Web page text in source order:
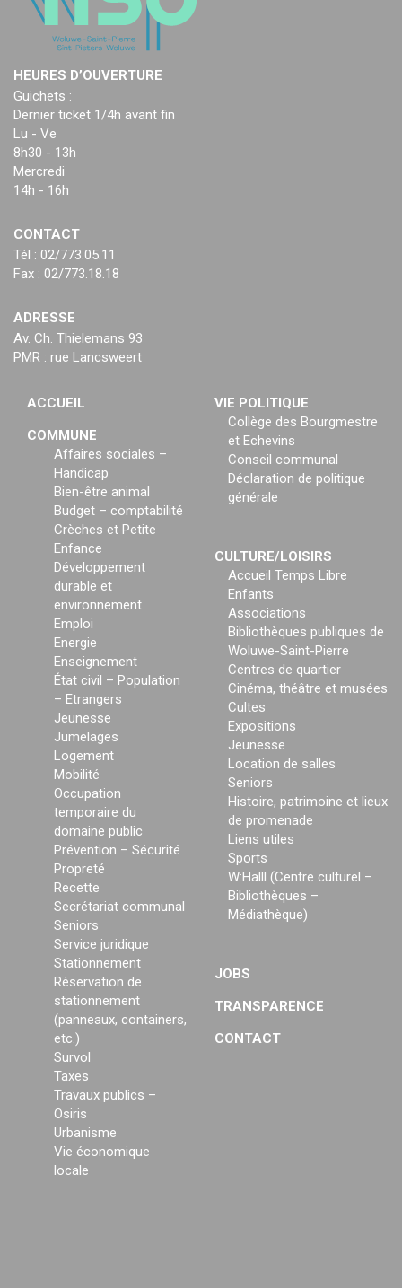
HEURES D’OUVERTURE
Guichets :
Dernier ticket 1/4h avant fin
Lu - Ve
8h30 - 13h
Mercredi
14h - 16h
CONTACT
Tél : 02/773.05.11
Fax : 02/773.18.18
ADRESSE
Av. Ch. Thielemans 93
PMR : rue Lancsweert
ACCUEIL
COMMUNE
Affaires sociales –
Handicap
Bien-être animal
Budget – comptabilité
Crèches et Petite
Enfance
Développement
durable et
environnement
Emploi
Energie
Enseignement
État civil – Population
– Etrangers
Jeunesse
Jumelages
Logement
Mobilité
Occupation
temporaire du
domaine public
Prévention – Sécurité
Propreté
Recette
Secrétariat communal
Seniors
Service juridique
Stationnement
Réservation de
stationnement
(panneaux, containers,
etc.)
Survol
Taxes
Travaux publics –
Osiris
Urbanisme
Vie économique
locale
VIE POLITIQUE
Collège des Bourgmestre
et Echevins
Conseil communal
Déclaration de politique
générale
CULTURE/LOISIRS
Accueil Temps Libre
Enfants
Associations
Bibliothèques publiques de
Woluwe-Saint-Pierre
Centres de quartier
Cinéma, théâtre et musées
Cultes
Expositions
Jeunesse
Location de salles
Seniors
Histoire, patrimoine et lieux
de promenade
Liens utiles
Sports
W:Halll (Centre culturel –
Bibliothèques –
Médiathèque)
JOBS
TRANSPARENCE
CONTACT